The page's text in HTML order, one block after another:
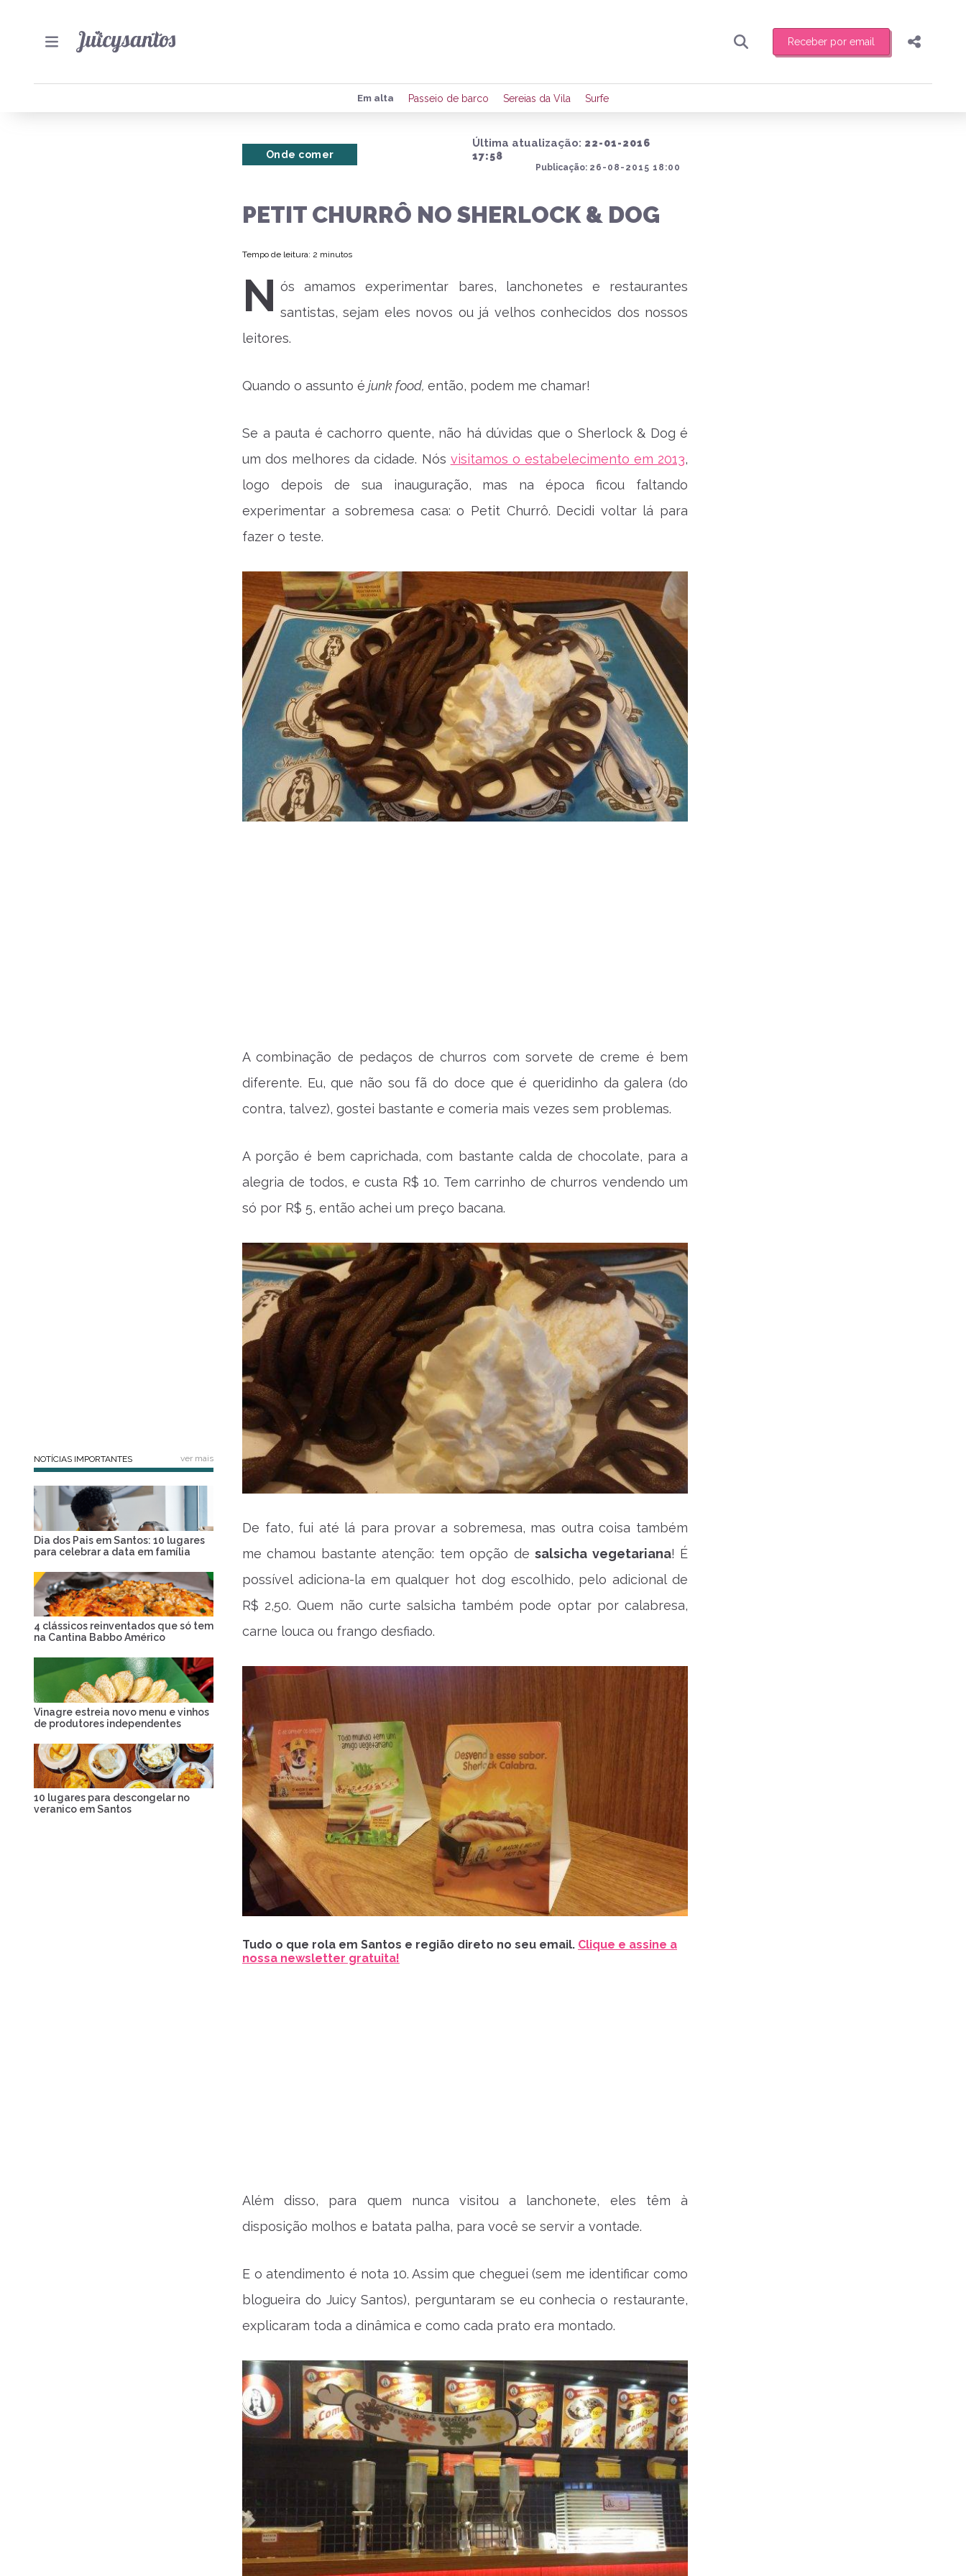
Receber por email
Preencha seus dados para receber toda sexta-feira de manhã o resumo
de eventos e notícias da região.
Compartilhar
Em alta Passeio de barco Sereias da Vila Surfe
Última atualização: 22-01-2016
17:58
Publicação: 26-08-2015 18:00
Onde comer
PETIT CHURRÔ NO SHERLOCK & DOG
Tempo de leitura: 2 minutos
N ós amamos experimentar bares, lanchonetes e restaurantes
santistas, sejam eles novos ou já velhos conhecidos dos nossos
leitores.
Quando o assunto é junk food, então, podem me chamar!
Se a pauta é cachorro quente, não há dúvidas que o Sherlock & Dog é
um dos melhores da cidade. Nós visitamos o estabelecimento em 2013,
logo depois de sua inauguração, mas na época ficou faltando
experimentar a sobremesa casa: o Petit Churrô. Decidi voltar lá para
fazer o teste.
A combinação de pedaços de churros com sorvete de creme é bem
diferente. Eu, que não sou fã do doce que é queridinho da galera (do
contra, talvez), gostei bastante e comeria mais vezes sem problemas.
A porção é bem caprichada, com bastante calda de chocolate, para a
alegria de todos, e custa R$ 10. Tem carrinho de churros vendendo um
só por R$ 5, então achei um preço bacana.
De fato, fui até lá para provar a sobremesa, mas outra coisa também
me chamou bastante atenção: tem opção desalsicha vegetariana! É
possível adiciona-la em qualquer hot dog escolhido, pelo adicional de
R$ 2,50. Quem não curte salsicha também pode optar por calabresa,
carne louca ou frango desfiado.
Tudo o que rola em Santos e região direto no seu email. Clique e assine a
nossa newsletter gratuita!
Além disso, para quem nunca visitou a lanchonete, eles têm à
disposição molhos e batata palha, para você se servir a vontade.
E o atendimento é nota 10. Assim que cheguei (sem me identificar como
blogueira do Juicy Santos), perguntaram se eu conhecia o restaurante,
explicaram toda a dinâmica e como cada prato era montado.
NOTÍCIAS IMPORTANTES ver mais
Dia dos Pais em Santos: 10 lugares
para celebrar a data em família
4 clássicos reinventados que só tem
na Cantina Babbo Américo
Vinagre estreia novo menu e vinhos
de produtores independentes
10 lugares para descongelar no
veranico em Santos